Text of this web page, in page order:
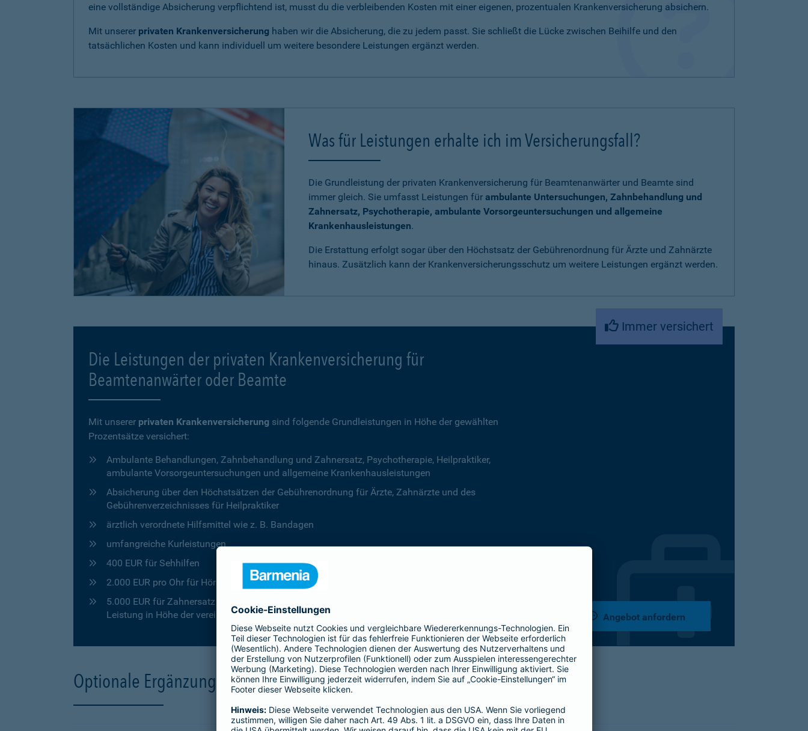
eine vollständige Absicherung verpflichtend ist, musst du die verbleibenden Kosten mit einer eigenen, prozentualen Krankenversicherung absichern.
Mit unserer privaten Krankenversicherung haben wir die Absicherung, die zu jedem passt. Sie schließt die Lücke zwischen Beihilfe und den
tatsächlichen Kosten und kann individuell um weitere besondere Leistungen ergänzt werden.
Was für Leistungen erhalte ich im Versicherungsfall?
Die Grundleistung der privaten Krankenversicherung für Beamtenanwärter und Beamte sind
immer gleich. Sie umfasst Leistungen für ambulante Untersuchungen, Zahnbehandlung und
Zahnersatz, Psychotherapie, ambulante Vorsorgeuntersuchungen und allgemeine
Krankenhausleistungen.
Die Erstattung erfolgt sogar über den Höchstsatz der Gebührenordnung für Ärzte und Zahnärzte
hinaus. Zusätzlich kann der Krankenversicherungsschutz um weitere Leistungen ergänzt werden.
Immer versichert
Die Leistungen der privaten Krankenversicherung für
Beamtenanwärter oder Beamte
Mit unserer privaten Krankenversicherung sind folgende Grundleistungen in Höhe der gewählten
Prozentsätze versichert:
Ambulante Behandlungen, Zahnbehandlung und Zahnersatz, Psychotherapie, Heilpraktiker,
ambulante Vorsorgeuntersuchungen und allgemeine Krankenhausleistungen
Absicherung über den Höchstsätzen der Gebührenordnung für Ärzte, Zahnärzte und des
Gebührenverzeichnisses für Heilpraktiker
ärztlich verordnete Hilfsmittel wie z. B. Bandagen
umfangreiche Kurleistungen
400 EUR für Sehhilfen
2.000 EUR pro Ohr für Hörgeräte
5.000 EUR für Zahnersatz in den ersten beiden Kalenderjahren, ab dem dritten Jahr ist die
Leistung in Höhe der vereinbarten Prozentstufe unbegrenzt
Angebot anfordern
Optionale Ergänzungen für deine Krankenversicherung